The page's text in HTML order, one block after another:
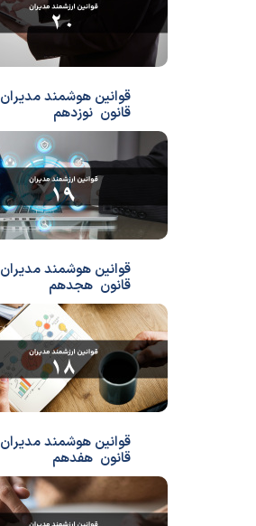
قوانین هوشمند مدیران
قانون نوزدهم
قوانین هوشمند مدیران
قانون هجدهم
قوانین هوشمند مدیران
قانون هفدهم